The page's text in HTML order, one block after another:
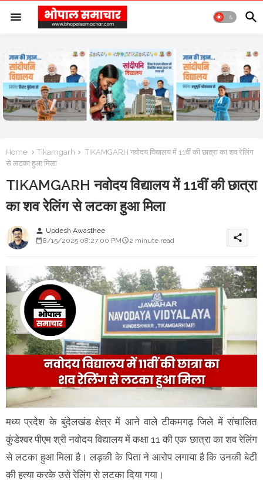
Home Tikamgarh
TIKAMGARH नवोदय विद्यालय में 11वीं की छात्रा का शव रेलिंग
से लटका हुआ मिला
TIKAMGARH नवोदय विद्यालय में 11वीं की छात्रा
का शव रेलिंग से लटका हुआ मिला
person Updesh Awasthee
8/15/2025 08:27:00 PM
2 minute read share
मध्य प्रदेश के बुंदेलखंड क्षेत्र में आने वाले टीकमगढ़ जिले में संचालित
कुंडेश्वर पीएम श्री नवोदय विद्यालय में कक्षा 11 की एक छात्रा का शव रेलिंग
से लटका हुआ मिला है। लड़की के पिता ने आरोप लगाया है कि उनकी बेटी
की हत्या करके उसे रेलिंग से लटका दिया गया।